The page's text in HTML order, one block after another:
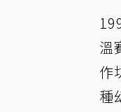
溫
作
種